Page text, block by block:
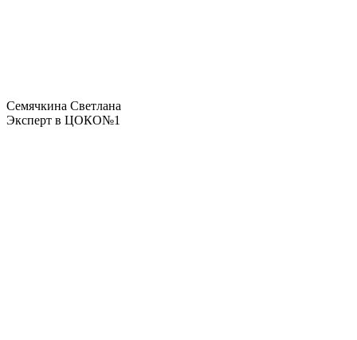
Семячкина Светлана
Эксперт в ЦОКО№1